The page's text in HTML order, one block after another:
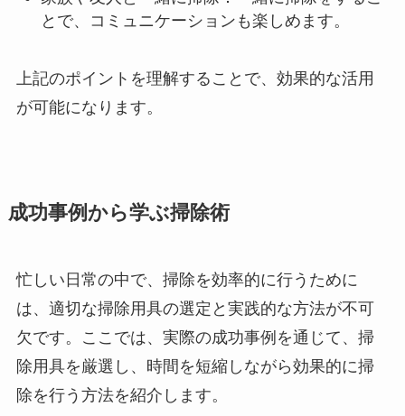
とで、コミュニケーションも楽しめます。
上記のポイントを理解することで、効果的な活用
が可能になります。
成功事例から学ぶ掃除術
忙しい日常の中で、掃除を効率的に行うために
は、適切な掃除用具の選定と実践的な方法が不可
欠です。ここでは、実際の成功事例を通じて、掃
除用具を厳選し、時間を短縮しながら効果的に掃
除を行う方法を紹介します。